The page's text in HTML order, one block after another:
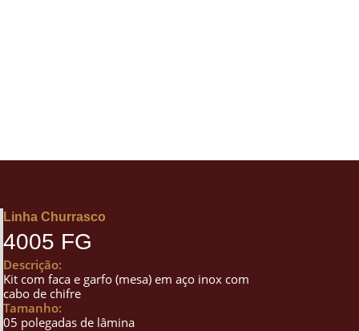
Linha Churrasco
4005 FG
Descrição:
Kit com faca e garfo (mesa) em aço inox com
cabo de chifre
Tamanho:
05 polegadas de lâmina